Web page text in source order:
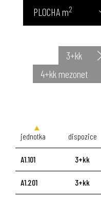
PLOCHA m2
3+kk
4+kk mezonet
jednotka dispozice
A1.101 3+kk
A1.201 3+kk